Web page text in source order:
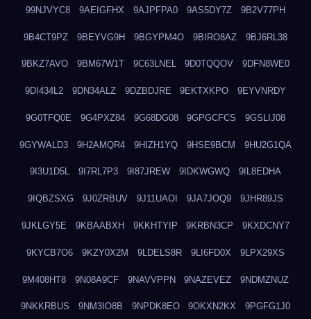
99NJVYC8 9AEIGFHX 9AJPFPA0 9AS5DY7Z 9B2V77PH
9B4CT9PZ 9BEYVG9H 9BGYPM4O 9BIRO8AZ 9BJ6RL38
9BKZ7AVO 9BM67W1T 9C63LNEL 9D0TQQOV 9DFN8WE0
9DI434L2 9DN34ALZ 9DZBDJRE 9EKTXKPO 9EYVNRDY
9G0TFQ0E 9G4PXZ84 9G68DG08 9GPGCFCS 9GSLIJ08
9GYWALD3 9H2AMQR4 9HIZH1YQ 9HSE9BCM 9HU2G1QA
9I3U1D5L 9I7RL7P3 9I87JREW 9IDKWGWQ 9IL8EDHA
9IQBZSXG 9J0ZRBUV 9J11UAOI 9JA7JOQ9 9JHR89JS
9JKLGY5E 9KBAABXH 9KKHTYIP 9KRBN3CP 9KXDCNY7
9KYCB7O6 9KZY0X2M 9LDELS8R 9LI6FD0X 9LPX29XS
9M408HT8 9N08A9CF 9NAVVPPN 9NAZEVEZ 9NDMZNUZ
9NKKRBUS 9NM3IO8B 9NPDK8EO 9OKXN2KX 9PGFG1J0